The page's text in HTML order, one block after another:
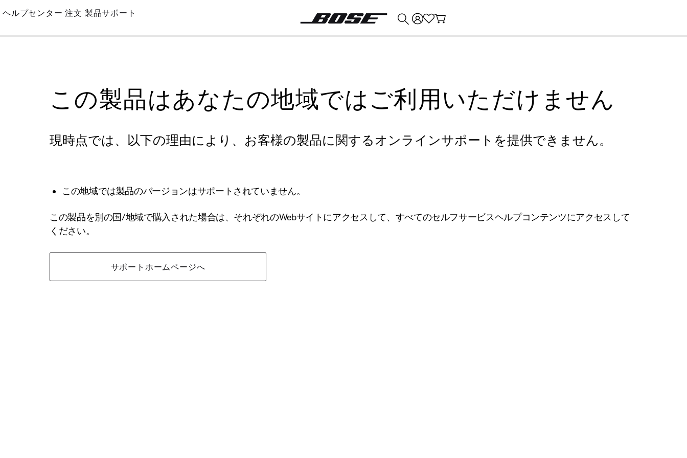
Skip
Main
ヘルプセンター 注文 製品サポート
この製品はあなたの地域ではご利用いただけません
現時点では、以下の理由により、お客様の製品に関するオンラインサポートを提供できません。
この地域では製品のバージョンはサポートされていません。
この製品を別の国/地域で購入された場合は、それぞれのWebサイトにアクセスして、すべてのセルフサービスヘルプコンテンツにアクセスして
ください。
サポートホームページへ